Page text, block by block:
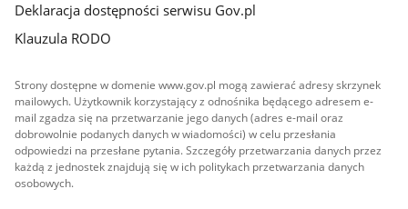
Deklaracja dostępności serwisu Gov.pl
Klauzula RODO
Strony dostępne w domenie www.gov.pl mogą zawierać adresy skrzynek
mailowych. Użytkownik korzystający z odnośnika będącego adresem e-
mail zgadza się na przetwarzanie jego danych (adres e-mail oraz
dobrowolnie podanych danych w wiadomości) w celu przesłania
odpowiedzi na przesłane pytania. Szczegóły przetwarzania danych przez
każdą z jednostek znajdują się w ich politykach przetwarzania danych
osobowych.